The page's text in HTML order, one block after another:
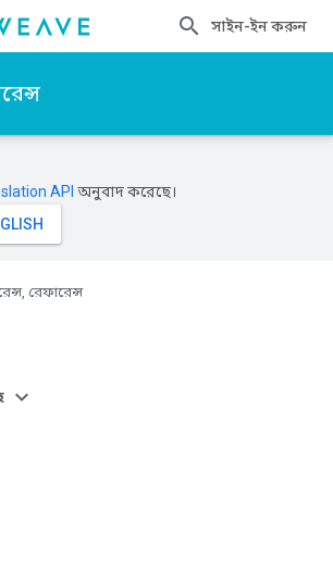
সাইন-ইন করুন
API অনুবাদ করেছে।
রেফারেন্স